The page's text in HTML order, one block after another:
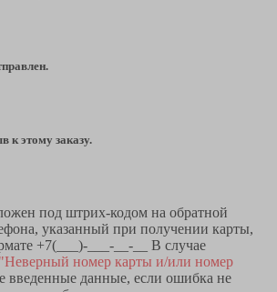
к этому заказу.
под штрих-кодом на обратной
указанный при получении карты,
+7(___)-___-__-__ В случае
"Неверный номер карты и/или номер
введенные данные, если ошибка не